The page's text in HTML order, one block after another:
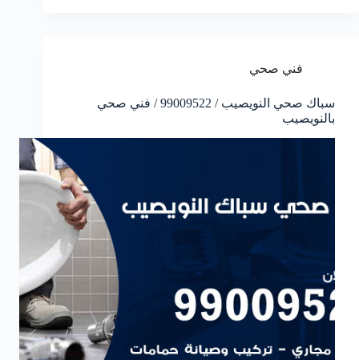
فني صحي
سباك صحي النويصيب / 99009522 / فني صحي
بالنويصيب